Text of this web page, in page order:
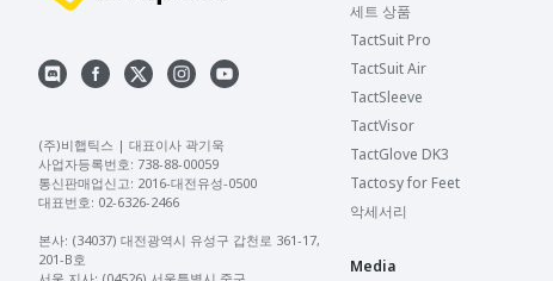
(주)비햅틱스 | 대표이사 곽기욱
사업자등록번호: 738-88-00059
통신판매업신고: 2016-대전유성-0500
대표번호: 02-6326-2466
본사: (34037) 대전광역시 유성구 갑천로 361-17,
201-B호
세트 상품
TactSuit Pro
TactSuit Air
TactSleeve
TactVisor
TactGlove DK3
Tactosy for Feet
악세서리
Media